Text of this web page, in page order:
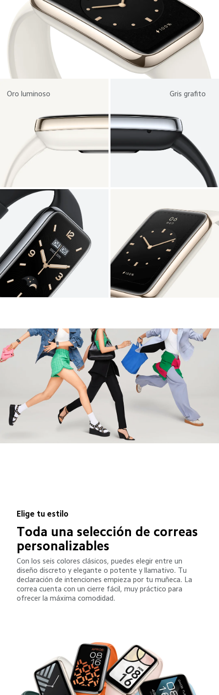
Oro luminoso Gris grafito
Elige tu estilo
Toda una selección de correas
personalizables
Con los seis colores clásicos, puedes elegir entre un
diseño discreto y elegante o potente y llamativo. Tu
declaración de intenciones empieza por tu muñeca. La
correa cuenta con un cierre fácil, muy práctico para
ofrecer la máxima comodidad.